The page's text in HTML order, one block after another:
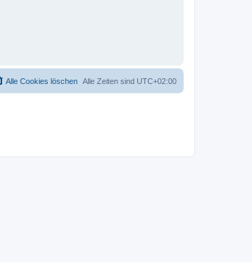
Alle Zeiten sind UTC+02:00
Alle Cookies löschen